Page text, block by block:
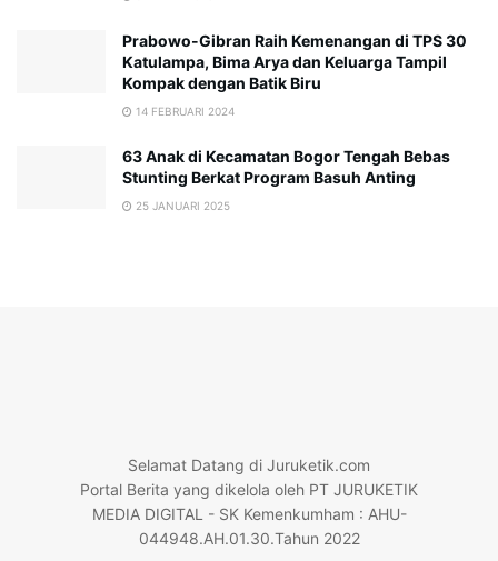
Prabowo-Gibran Raih Kemenangan di TPS 30
Katulampa, Bima Arya dan Keluarga Tampil
Kompak dengan Batik Biru
14 FEBRUARI 2024
63 Anak di Kecamatan Bogor Tengah Bebas
Stunting Berkat Program Basuh Anting
25 JANUARI 2025
Selamat Datang di Juruketik.com
Portal Berita yang dikelola oleh PT JURUKETIK
MEDIA DIGITAL - SK Kemenkumham : AHU-
044948.AH.01.30.Tahun 2022